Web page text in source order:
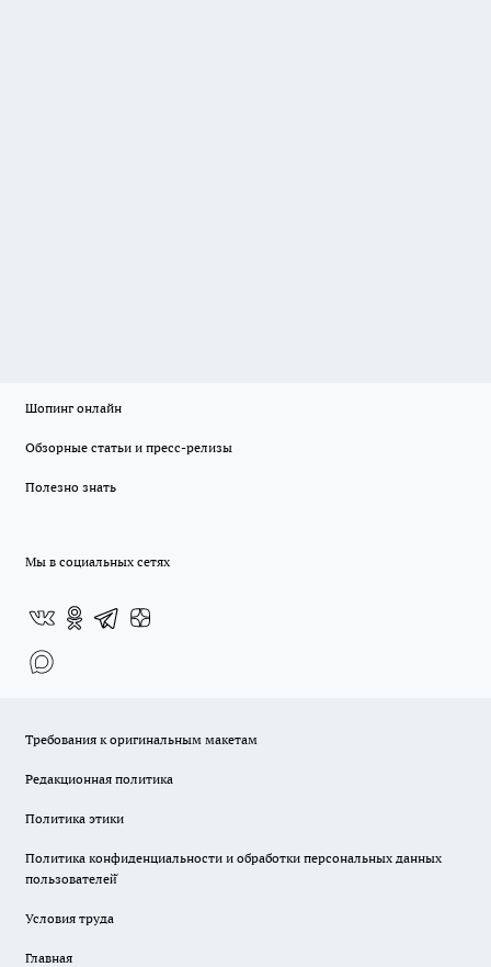
Шопинг онлайн
Обзорные статьи и пресс-релизы
Полезно знать
Мы в социальных сетях
Требования к оригинальным макетам
Редакционная политика
Политика этики
Политика конфиденциальности и обработки персональных данных
пользователей̆
Условия труда
Главная